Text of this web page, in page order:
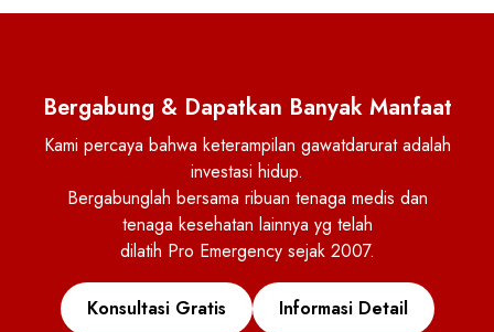
Bergabung & Dapatkan Banyak Manfaat
Kami percaya bahwa keterampilan gawatdarurat adalah
investasi hidup.
Bergabunglah bersama ribuan tenaga medis dan
tenaga kesehatan lainnya yg telah
dilatih Pro Emergency sejak 2007.
Konsultasi Gratis Informasi Detail